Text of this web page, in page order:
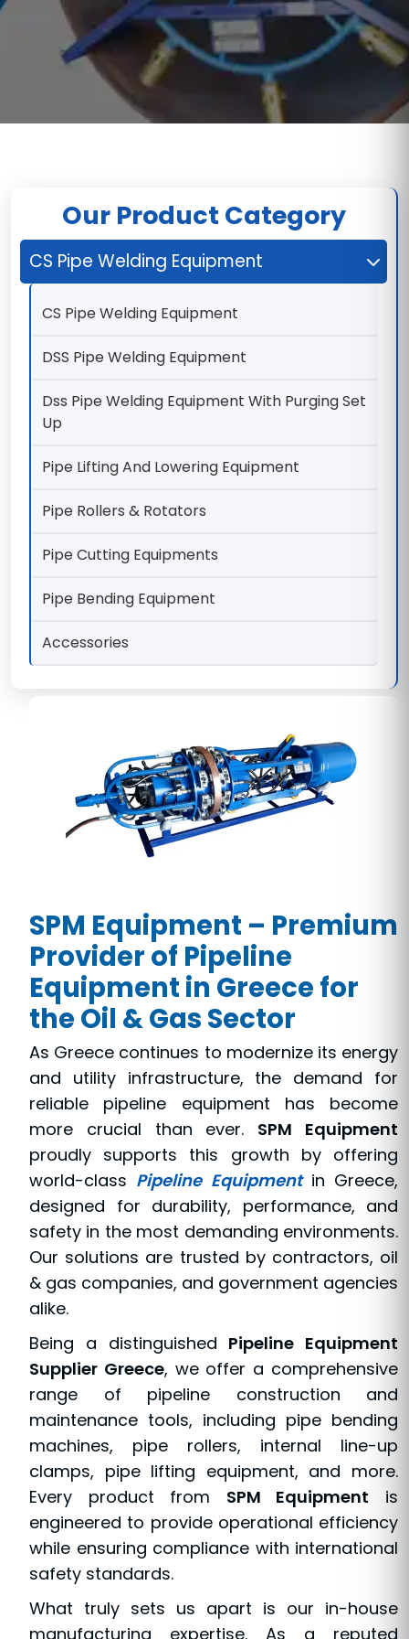
Our Product Category
CS Pipe Welding Equipment
CS Pipe Welding Equipment
DSS Pipe Welding Equipment
Dss Pipe Welding Equipment With Purging Set
Up
Pipe Lifting And Lowering Equipment
Pipe Rollers & Rotators
Pipe Cutting Equipments
Pipe Bending Equipment
Accessories
SPM Equipment – Premium
Provider of Pipeline
Equipment in Greece for
the Oil & Gas Sector
As Greece continues to modernize its energy
and utility infrastructure, the demand for
reliable pipeline equipment has become
more crucial than ever. SPM Equipment
proudly supports this growth by offering
world-class Pipeline Equipmentin Greece,
designed for durability, performance, and
safety in the most demanding environments.
Our solutions are trusted by contractors, oil
& gas companies, and government agencies
alike.
Being a distinguished Pipeline Equipment
Supplier Greece, we offer a comprehensive
range of pipeline construction and
maintenance tools, including pipe bending
machines, pipe rollers, internal line-up
clamps, pipe lifting equipment, and more.
Every product from SPM Equipment is
engineered to provide operational efficiency
while ensuring compliance with international
safety standards.
What truly sets us apart is our in-house
manufacturing expertise. As a reputed